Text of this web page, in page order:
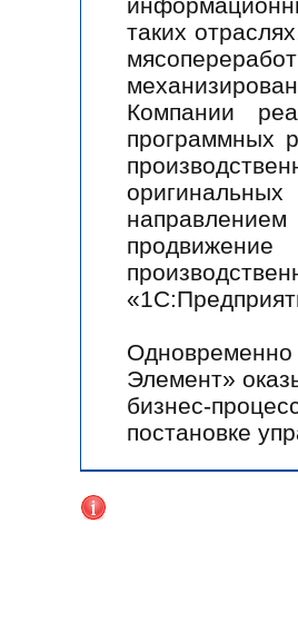
таких
Компании
программных
Элемент»
бизнес-
постановке